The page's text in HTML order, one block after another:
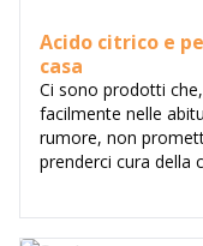
Acido citrico e
casa
Ci sono prodotti
facilmente nelle
rumore, non
prenderci cura della